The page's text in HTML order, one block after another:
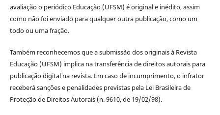
avaliação o periódico Educação (UFSM) é original e inédito, assim
como não foi enviado para qualquer outra publicação, como um
todo ou uma fração.
Também reconhecemos que a submissão dos originais à Revista
Educação (UFSM) implica na transferência de direitos autorais para
publicação digital na revista. Em caso de incumprimento, o infrator
receberá sanções e penalidades previstas pela Lei Brasileira de
Proteção de Direitos Autorais (n. 9610, de 19/02/98).